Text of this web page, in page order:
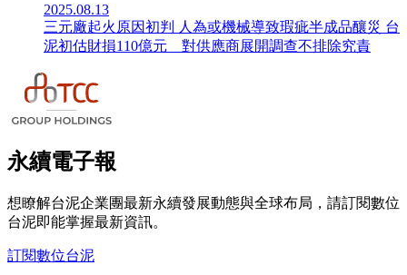
2025.08.13
三元廠起火原因初判 人為或機械導致瑕疵半成品釀災 台
泥初估財損110億元 對供應商展開調查不排除究責
永續電子報
想瞭解台泥企業團最新永續發展動態與全球布局，請訂閱數位
台泥即能掌握最新資訊。
訂閱數位台泥